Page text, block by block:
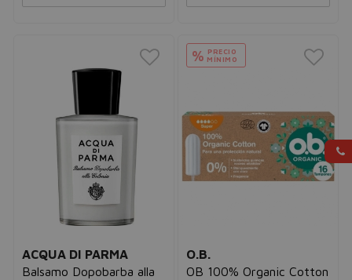
ACQUA DI PARMA
Balsamo Dopobarba alla
% PRECIO
MÍNIMO
O.B.
OB 100% Organic Cotton